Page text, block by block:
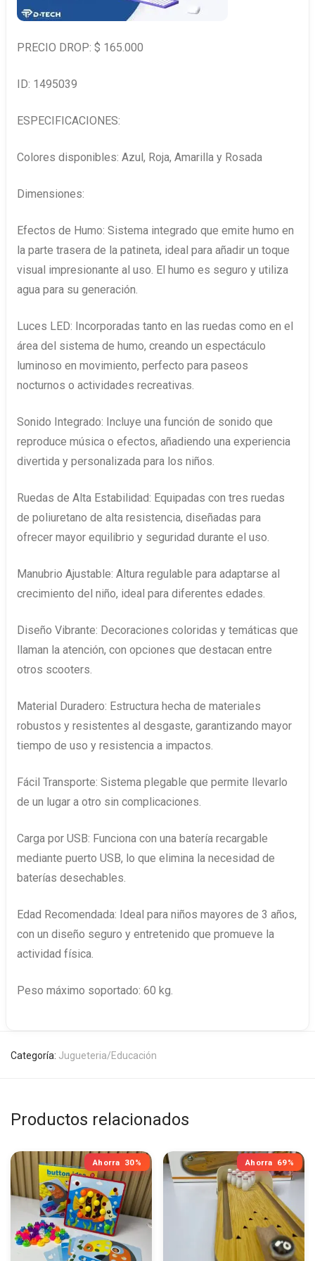
PRECIO DROP: $ 165.000
ID: 1495039
ESPECIFICACIONES:
Colores disponibles: Azul, Roja, Amarilla y Rosada
Dimensiones:
Efectos de Humo: Sistema integrado que emite humo en
la parte trasera de la patineta, ideal para añadir un toque
visual impresionante al uso. El humo es seguro y utiliza
agua para su generación.
Luces LED: Incorporadas tanto en las ruedas como en el
área del sistema de humo, creando un espectáculo
luminoso en movimiento, perfecto para paseos
nocturnos o actividades recreativas.
Sonido Integrado: Incluye una función de sonido que
reproduce música o efectos, añadiendo una experiencia
divertida y personalizada para los niños.
Ruedas de Alta Estabilidad: Equipadas con tres ruedas
de poliuretano de alta resistencia, diseñadas para
ofrecer mayor equilibrio y seguridad durante el uso.
Manubrio Ajustable: Altura regulable para adaptarse al
crecimiento del niño, ideal para diferentes edades.
Diseño Vibrante: Decoraciones coloridas y temáticas que
llaman la atención, con opciones que destacan entre
otros scooters.
Material Duradero: Estructura hecha de materiales
robustos y resistentes al desgaste, garantizando mayor
tiempo de uso y resistencia a impactos.
Fácil Transporte: Sistema plegable que permite llevarlo
de un lugar a otro sin complicaciones.
Carga por USB: Funciona con una batería recargable
mediante puerto USB, lo que elimina la necesidad de
baterías desechables.
Edad Recomendada: Ideal para niños mayores de 3 años,
con un diseño seguro y entretenido que promueve la
actividad física.
Peso máximo soportado: 60 kg.
Categoría: Jugueteria/Educación
Productos relacionados
Ahorra 30% Ahorra 69%